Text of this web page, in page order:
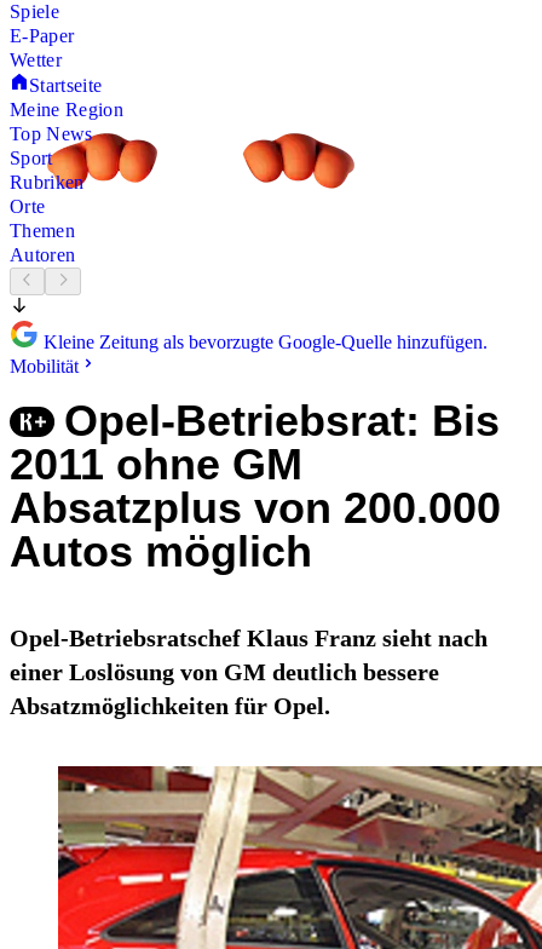
Spiele
E-Paper
Wetter
Startseite
Meine Region
Top News
Sport
Rubriken
Orte
Themen
Autoren
Kleine Zeitung als bevorzugte Google-Quelle hinzufügen.
Mobilität
Opel-Betriebsrat: Bis
2011 ohne GM
Absatzplus von 200.000
Autos möglich
Opel-Betriebsratschef Klaus Franz sieht nach
einer Loslösung von GM deutlich bessere
Absatzmöglichkeiten für Opel.